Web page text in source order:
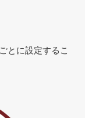
とに設定するこ